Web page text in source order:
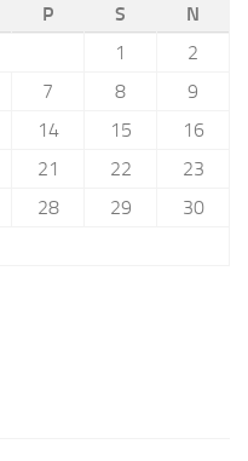
P S
N
1
2
7 8
9
14 15
16
21 22
23
28 29
30